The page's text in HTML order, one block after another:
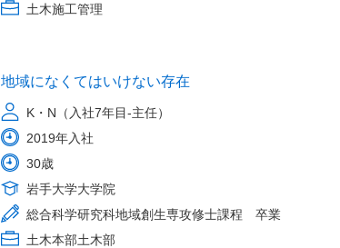
土木施工管理
地域になくてはいけない存在
K・N（入社7年目-主任）
2019年入社
30歳
岩手大学大学院
総合科学研究科地域創生専攻修士課程 卒業
土木本部土木部